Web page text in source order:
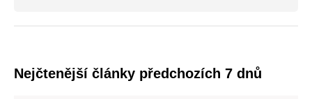
Nejčtenější články předchozích 7 dnů